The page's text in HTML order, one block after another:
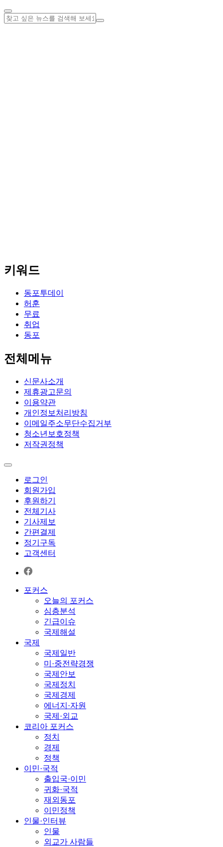
키워드
동포투데이
허훈
무료
취업
동포
전체메뉴
신문사소개
제휴광고문의
이용약관
개인정보처리방침
이메일주소무단수집거부
청소년보호정책
저작권정책
로그인
회원가입
후원하기
전체기사
기사제보
간편결제
정기구독
고객센터
포커스
오늘의 포커스
심층분석
긴급이슈
국제해설
국제
국제일반
미·중전략경쟁
국제안보
국제정치
국제경제
에너지·자원
국제·외교
코리아 포커스
정치
경제
정책
이민·국적
출입국·이민
귀화·국적
재외동포
이민정책
인물·인터뷰
인물
외교가 사람들